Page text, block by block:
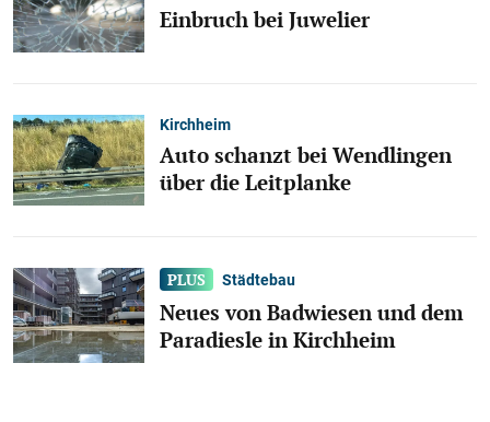
Einbruch bei Juwelier
Kirchheim
Auto schanzt bei Wendlingen
über die Leitplanke
Städtebau
Neues von Badwiesen und dem
Paradiesle in Kirchheim